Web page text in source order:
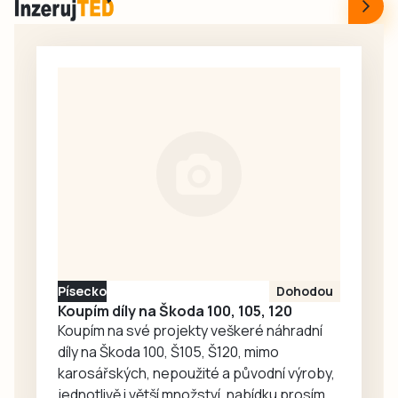
společnost ČEVAK
zveřejnila, že
došlo ve čtvrtek 6.
srpna krátce po
Písecko Dohodou
Koupím díly na Škoda 100, 105, 120
Koupím na své projekty veškeré náhradní
díly na Škoda 100, Š105, Š120, mimo
karosářských, nepoužité a původní výroby,